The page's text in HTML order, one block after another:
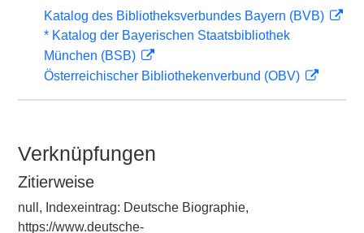
Katalog des Bibliotheksverbundes Bayern (BVB)
* Katalog der Bayerischen Staatsbibliothek
München (BSB)
Österreichischer Bibliothekenverbund (OBV)
Verknüpfungen
Zitierweise
null, Indexeintrag: Deutsche Biographie,
https://www.deutsche-